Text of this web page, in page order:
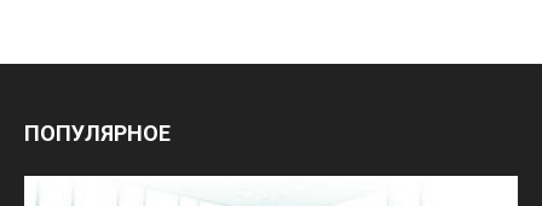
ПОПУЛЯРНОЕ